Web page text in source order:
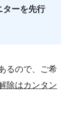
ターを先行
るので、ご希
解除はカンタン